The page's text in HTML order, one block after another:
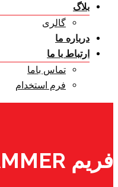
بلاگ
گالری
درباره ما
ارتباط با ما
تماس باما
فرم استخدام
فریم HAMMER